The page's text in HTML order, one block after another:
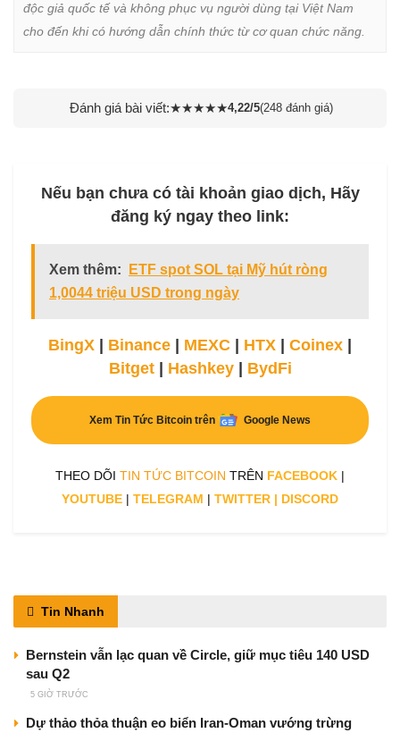
độc giả quốc tế và không phục vụ người dùng tại Việt Nam
cho đến khi có hướng dẫn chính thức từ cơ quan chức năng.
Đánh giá bài viết:★★★★★4,22/5(248 đánh giá)
Nếu bạn chưa có tài khoản giao dịch, Hãy
đăng ký ngay theo link:
Xem thêm:
ETF spot SOL tại Mỹ hút ròng
1,0044 triệu USD trong ngày
BingX Binance MEXC HTX Coinex
Bitget| Hashkey| BydFi
Xem Tin Tức Bitcoin trên Google News
THEO DÕI TIN TỨC BITCOIN TRÊN FACEBOOK |
YOUTUBE | TELEGRAM | TWITTER | DISCORD
Tin Nhanh
Bernstein vẫn lạc quan về Circle, giữ mục tiêu 140 USD
sau Q2
5 GIỜ TRƯỚC
Dự thảo thỏa thuận eo biển Iran-Oman vướng trừng